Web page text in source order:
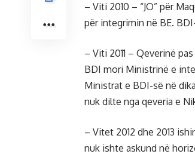
– Viti 2010 – “JO” për
për integrimin në BE.
– Viti 2011 – Qeverinë
BDI mori Ministrinë e
Ministrat e BDI-së në
nuk dilte nga qeveria e
– Vitet 2012 dhe 2013
nuk ishte askund në